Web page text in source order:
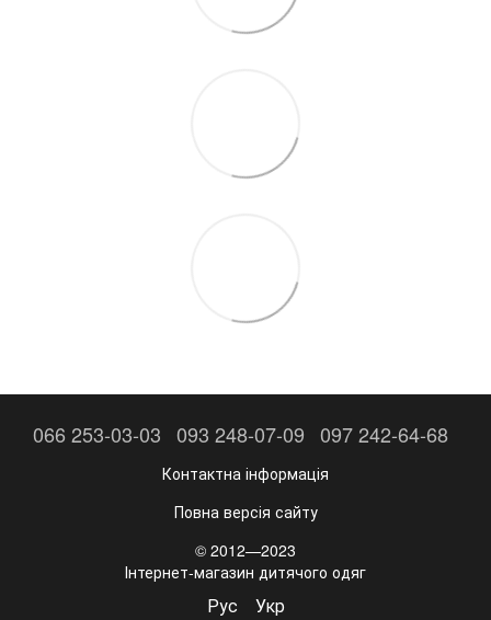
066 253-03-03 093 248-07-09 097 242-64-68
Контактна інформація
Повна версія сайту
© 2012—2023
Інтернет-магазин дитячого одяг
Рус Укр